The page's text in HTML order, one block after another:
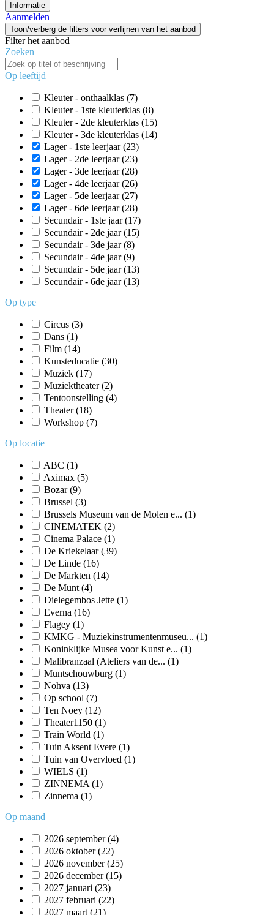
Informatie
Aanmelden
Toon/verberg de filters voor verfijnen van het aanbod
Filter het aanbod
Zoeken
Op leeftijd
Kleuter - onthaalklas (7)
Kleuter - 1ste kleuterklas (8)
Kleuter - 2de kleuterklas (15)
Kleuter - 3de kleuterklas (14)
Lager - 1ste leerjaar(23)
Lager - 2de leerjaar(23)
Lager - 3de leerjaar(28)
Lager - 4de leerjaar(26)
Lager - 5de leerjaar(27)
Lager - 6de leerjaar(28)
Secundair - 1ste jaar(17)
Secundair - 2de jaar(15)
Secundair - 3de jaar(8)
Secundair - 4de jaar(9)
Secundair - 5de jaar(13)
Secundair - 6de jaar(13)
Op type
Circus (3)
Dans (1)
Film (14)
Kunsteducatie (30)
Muziek (17)
Muziektheater(2)
Tentoonstelling (4)
Theater(18)
Workshop (7)
Op locatie
ABC (1)
Aximax (5)
Bozar(9)
Brussel (3)
Brussels Museum van de Molen e... (1)
CINEMATEK (2)
Cinema Palace (1)
De Kriekelaar(39)
De Linde (16)
De Markten (14)
De Munt (4)
Dielegembos Jette (1)
Everna (16)
Flagey (1)
KMKG - Muziekinstrumentenmuseu... (1)
Koninklijke Musea voor Kunst e... (1)
Malibranzaal (Ateliers van de... (1)
Muntschouwburg (1)
Nohva (13)
Op school (7)
Ten Noey (12)
Theater1150 (1)
Train World (1)
Tuin Aksent Evere (1)
Tuin van Overvloed (1)
WIELS (1)
ZINNEMA (1)
Zinnema (1)
Op maand
2026 september(4)
2026 oktober(22)
2026 november(25)
2026 december(15)
2027 januari (23)
2027 februari (22)
2027 maart (21)